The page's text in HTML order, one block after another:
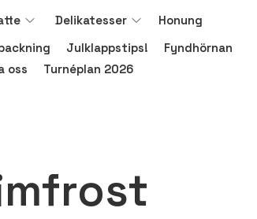
Delikatesser
Honung
Julklappstips!
Fyndhörnan
oss Turnéplan 2026